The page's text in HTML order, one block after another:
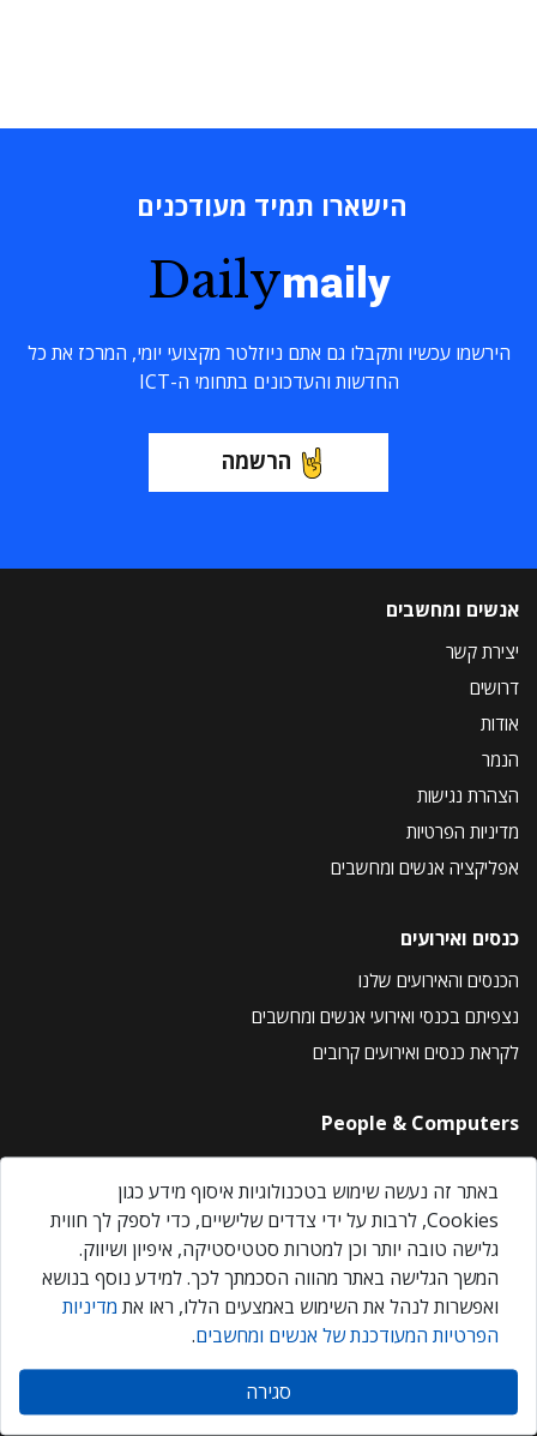
הישארו תמיד מעודכנים
Dailymaily
הירשמו עכשיו ותקבלו גם אתם ניוזלטר מקצועי יומי, המרכז את כל
החדשות והעדכונים בתחומי ה-ICT
הרשמה
אנשים ומחשבים
יצירת קשר
דרושים
אודות
הנמר
הצהרת נגישות
מדיניות הפרטיות
אפליקציה אנשים ומחשבים
כנסים ואירועים
הכנסים והאירועים שלנו
נצפיתם בכנסי ואירועי אנשים ומחשבים
לקראת כנסים ואירועים קרובים
People & Computers
About Us
Privacy Policy
Contact Us
Our Events
אנשים ומחשבים © 2026 – כל הזכויות שמורות
באתר זה נעשה שימוש בטכנולוגיות איסוף מידע כגון
Cookies, לרבות על ידי צדדים שלישיים, כדי לספק לך חווית
גלישה טובה יותר וכן למטרות סטטיסטיקה, איפיון ושיווק.
המשך הגלישה באתר מהווה הסכמתך לכך. למידע נוסף בנושא
ואפשרות לנהל את השימוש באמצעים הללו, ראו את מדיניות
הפרטיות המעודכנת של אנשים ומחשבים.
סגירה